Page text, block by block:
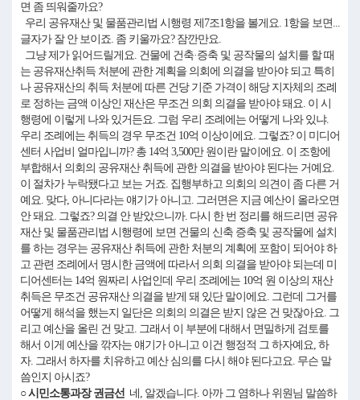
면 좀 띄워줄까요?
우리 공유재산 및 물품관리법 시행령 제7조1항을 볼게요. 1항을 보면...
글자가 잘 안 보이죠. 좀 키울까요? 잠깐만요.
그냥 제가 읽어드릴게요. 건물에 건축·증축 및 공작물의 설치를 할 때
는 공유재산취득 처분에 관한 계획을 의회에 의결을 받아야 되고 특히
나 공유재산의 취득 처분에 따른 건당 기준 가격이 해당 지자체의 조례
로 정하는 금액 이상인 재산은 무조건 의회 의결을 받아야 돼요. 이 시
행령에 이렇게 나와 있거든요. 그럼 우리 조례에는 어떻게 나와 있냐.
우리 조례에는 취득의 경우 무조건 10억 이상이에요. 그렇죠? 이 미디어
센터 사업비 얼마입니까? 총 14억 3,500만 원이란 말이에요. 이 조항에
부합해서 의회의 공유재산 취득에 관한 의결을 받아야 된다는 거예요.
이 절차가 누락됐다고 보는 거죠. 집행부하고 의회의 의견이 좀 다른 거
예요. 맞다, 아니다라는 얘기가 아니고. 그러면은 지금 예산이 올라오면
안 돼요. 그렇죠? 의결 안 받았으니까. 다시 한 번 정리를 해드리면 공유
재산 및 물품관리법 시행령에 보면 건물의 신축 증축 및 공작물에 설치
를 하는 경우는 공유재산 취득에 관한 처분의 계획에 포함이 되어야 하
고 관련 조례에서 명시한 금액에 따라서 의회 의결을 받아야 되는데 미
디어센터는 14억 원짜리 사업인데 우리 조례에는 10억 원 이상의 재산
취득은 무조건 공유재산 의결을 받게 돼 있단 말이에요. 그런데 그거를
어떻게 해석을 했는지 일단은 의회의 의결은 받지 않은 건 맞잖아요. 그
리고 예산을 올린 건 맞고. 그래서 이 부분에 대해서 면밀하게 검토를
해서 이게 예산을 깎자는 얘기가 아니고 이건 행정적 그 하자예요, 하
자. 그래서 하자를 치유하고 예산 심의를 다시 해야 된다고요. 무슨 말
씀인지 아시죠?
○ 시민소통과장 권금선 네, 알겠습니다. 아까 그 염하나 위원님 말씀하